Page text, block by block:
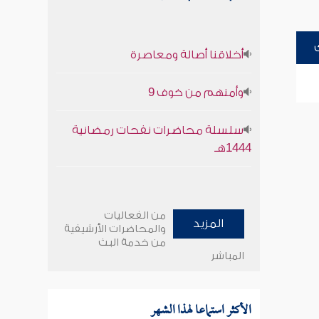
أخلاقنا أصالة ومعاصرة
وأمنهم من خوف 9
سلسلة محاضرات نفحات رمضانية
1444هـ
المزيد
من الفعاليات
والمحاضرات الأرشيفية
من خدمة البث
المباشر
الأكثر استماعا لهذا الشهر